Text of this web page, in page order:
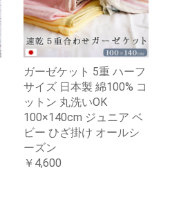
ガーゼケット 5重 ハーフ
サイズ 日本製 綿100% コ
ットン 丸洗いOK
100×140cm ジュニア ベ
ビー ひざ掛け オールシ
ーズン
￥4,600